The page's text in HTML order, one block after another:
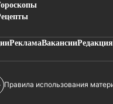
РекламаВакансииРедакция
Правила использования